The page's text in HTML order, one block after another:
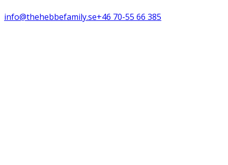
info@thehebbefamily.se+46 70-55 66 385